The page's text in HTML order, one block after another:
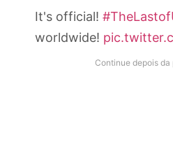
It's official!
worldwide!
Continue depois